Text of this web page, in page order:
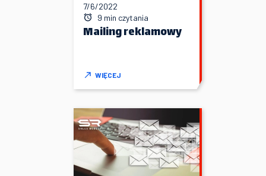
7/6/2022
9 min czytania
Mailing reklamowy
WIĘCEJ